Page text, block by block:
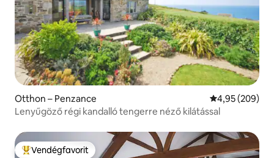
Otthon – Penzance Átlagos
4,95 (209)
Lenyűgöző régi kandalló tengerre néző kilátással
Kiemelt vendégfavorit
Vendégfavorit